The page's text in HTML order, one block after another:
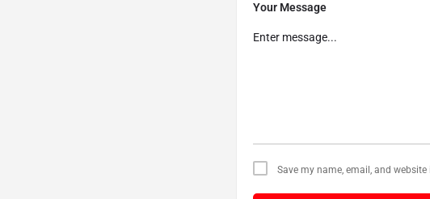
Your Message
Save my name, email, and